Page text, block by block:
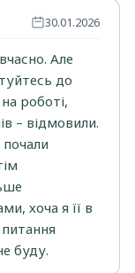
30.01.2026
Але
до
роботі,
– відмовили.
хоча я її в
буду.